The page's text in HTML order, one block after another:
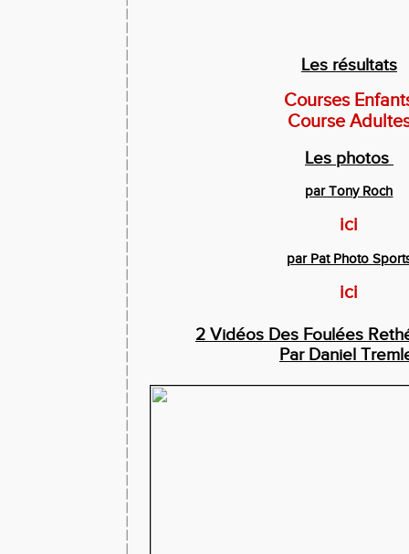
Les résultats
Courses
Course
Les photos
par Tony Roch
ici
par Pat Photo
ici
2 Vidéos Des Foulées
Par Daniel